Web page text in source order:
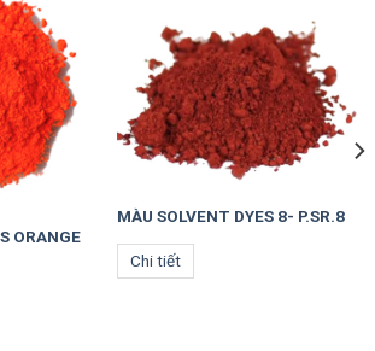
ORANGE
MÀU SOLVENT DYES 8- P.SR.8
Chi tiết